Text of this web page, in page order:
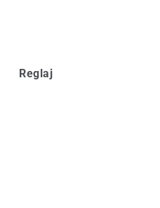
Reglaj